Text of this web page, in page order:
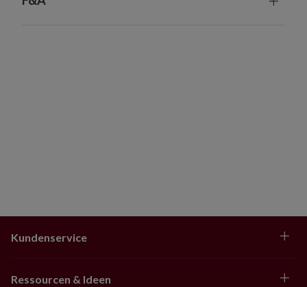
198 cm, drei Sets bei einer Baumhöhe von 229 cm und
Kundenservice
Ressourcen & Ideen